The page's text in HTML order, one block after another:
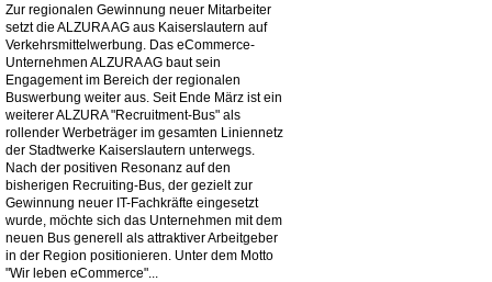
Zur regionalen Gewinnung neuer Mitarbeiter
setzt die ALZURA AG aus Kaiserslautern auf
Verkehrsmittelwerbung. Das eCommerce-
Unternehmen ALZURA AG baut sein
Engagement im Bereich der regionalen
Buswerbung weiter aus. Seit Ende März ist ein
weiterer ALZURA "Recruitment-Bus" als
rollender Werbeträger im gesamten Liniennetz
der Stadtwerke Kaiserslautern unterwegs.
Nach der positiven Resonanz auf den
bisherigen Recruiting-Bus, der gezielt zur
Gewinnung neuer IT-Fachkräfte eingesetzt
wurde, möchte sich das Unternehmen mit dem
neuen Bus generell als attraktiver Arbeitgeber
in der Region positionieren. Unter dem Motto
"Wir leben eCommerce"...